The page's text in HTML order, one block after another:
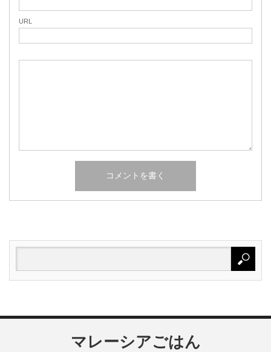
URL
マレーシアごはん